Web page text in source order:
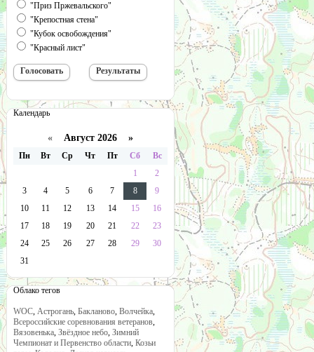
"Приз Пржевальского"
"Крепостная стена"
"Кубок освобождения"
"Красный лист"
Календарь
« Август 2026 »
Пн Вт Ср Чт Пт Сб
Вс
1
2
3
4 5 6 7 8
9
10
11 12 13 14 15
16
17
18 19 20 21 22
23
24
25 26 27 28 29
30
31
Облако тегов
WOC, Астрогань, Бакланово, Волчейка,
Всероссийские соревнования ветеранов,
Вязовенька, Звёздное небо, Зимний
Чемпионат и Первенство области, Козьи